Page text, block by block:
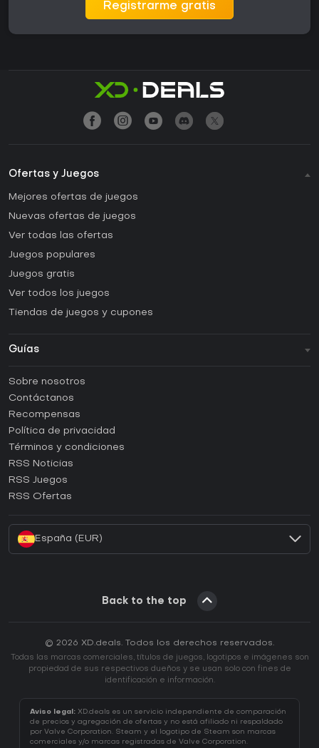
Registrarme gratis
Ofertas y Juegos
Mejores ofertas de juegos
Nuevas ofertas de juegos
Ver todas las ofertas
Juegos populares
Juegos gratis
Ver todos los juegos
Tiendas de juegos y cupones
Guías
Guías y tutoriales
¿Cómo activar una CD Key de Steam?
¿Cómo activar una CD Key de Epic Games?
¿Cómo activar una CD Key de GOG?
¿Cómo activar una CD Key de Ubisoft Connect?
Sobre nosotros
Contáctanos
Recompensas
Política de privacidad
Términos y condiciones
RSS Noticias
RSS Juegos
RSS Ofertas
España (EUR)
Back to the top
© 2026 XD.deals. Todos los derechos reservados.
Todas las marcas comerciales, títulos de juegos, logotipos e imágenes son
propiedad de sus respectivos dueños y se usan solo con fines de
identificación e información.
Aviso legal: XD.deals es un servicio independiente de comparación
de precios y agregación de ofertas y no está afiliado ni respaldado
por Valve Corporation. Steam y el logotipo de Steam son marcas
comerciales y/o marcas registradas de Valve Corporation.